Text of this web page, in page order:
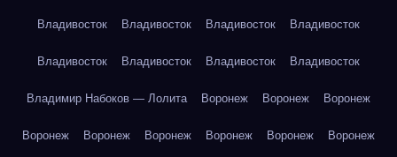
Владивосток Владивосток Владивосток Владивосток
Владивосток Владивосток Владивосток Владивосток
Владимир Набоков — Лолита Воронеж Воронеж Воронеж
Воронеж Воронеж Воронеж Воронеж Воронеж Воронеж